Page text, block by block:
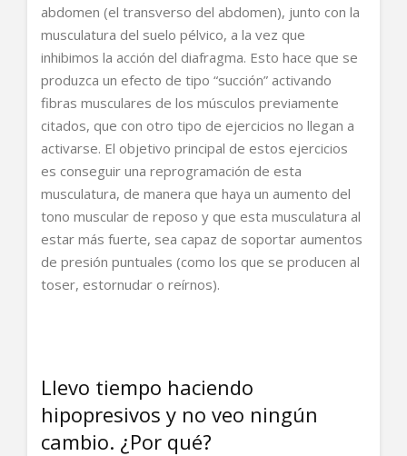
abdomen (el transverso del abdomen), junto con la
musculatura del suelo pélvico, a la vez que
inhibimos la acción del diafragma. Esto hace que se
produzca un efecto de tipo “succión” activando
fibras musculares de los músculos previamente
citados, que con otro tipo de ejercicios no llegan a
activarse. El objetivo principal de estos ejercicios
es conseguir una reprogramación de esta
musculatura, de manera que haya un aumento del
tono muscular de reposo y que esta musculatura al
estar más fuerte, sea capaz de soportar aumentos
de presión puntuales (como los que se producen al
toser, estornudar o reírnos).
Llevo tiempo haciendo
hipopresivos y no veo ningún
cambio. ¿Por qué?